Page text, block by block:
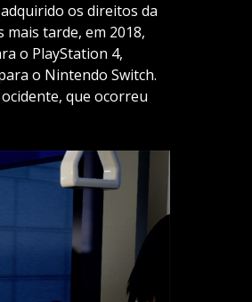
os direitos da
tarde, em 2018,
o PlayStation 4,
o Nintendo Switch.
que ocorreu